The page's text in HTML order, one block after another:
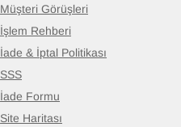
Müşteri Görüşleri
İşlem Rehberi
İade & İptal Politikası
SSS
İade Formu
Site Haritası